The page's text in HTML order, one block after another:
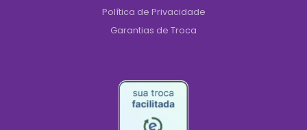
Política de Privacidade
Garantias de Troca